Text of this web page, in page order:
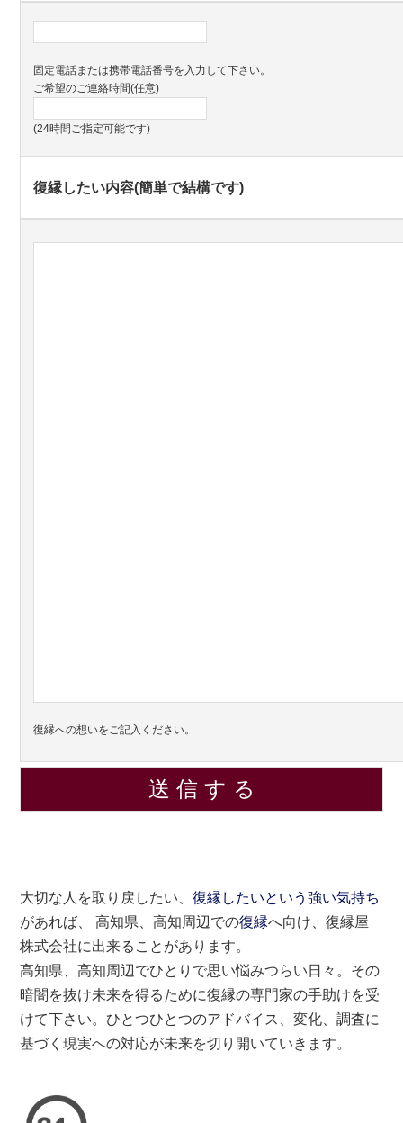
固定電話または携帯電話番号を入力して下さい。
ご希望のご連絡時間(任意)
(24時間ご指定可能です)
復縁したい内容(簡単で結構です)
復縁への想いをご記入ください。
大切な人を取り戻したい、復縁したいという強い気持ち
があれば、 高知県、高知周辺での復縁へ向け、復縁屋
株式会社に出来ることがあります。
高知県、高知周辺でひとりで思い悩みつらい日々。その
暗闇を抜け未来を得るために復縁の専門家の手助けを受
けて下さい。ひとつひとつのアドバイス、変化、調査に
基づく現実への対応が未来を切り開いていきます。